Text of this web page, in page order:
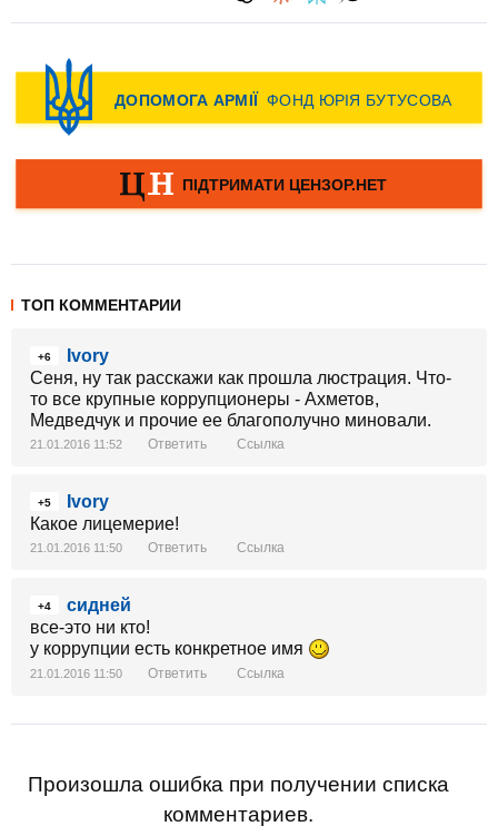
ТОП КОММЕНТАРИИ
+6
Ivory
Сеня, ну так расскажи как прошла люстрация. Что-
то все крупные коррупционеры - Ахметов,
Медведчук и прочие ее благополучно миновали.
21.01.2016 11:52 Ответить Ссылка
+5
Ivory
Какое лицемерие!
21.01.2016 11:50 Ответить Ссылка
+4
сидней
все-это ни кто!
у коррупции есть конкретное имя
21.01.2016 11:50 Ответить Ссылка
Произошла ошибка при получении списка
комментариев.